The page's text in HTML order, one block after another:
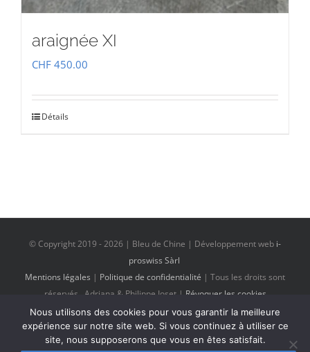
araignée XI
CHF 450.00
Détails
© Copyright 2019 -2026 | Bleu de Chine | Développement web i-
proswiss Sàrl
Mentions légales | Politique de confidentialité | Tous les droits sont
réservés Adriana & Philippe Ioset | Révoquer les cookies
Email Facebook
Nous utilisons des cookies pour vous garantir la meilleure
expérience sur notre site web. Si vous continuez à utiliser ce
site, nous supposerons que vous en êtes satisfait.